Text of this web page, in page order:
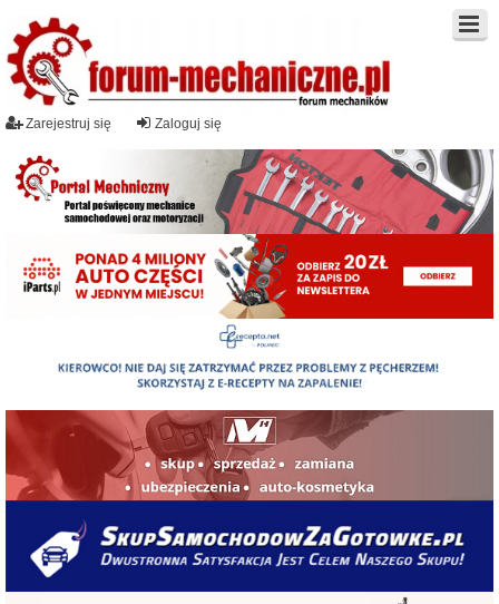
Zaloguj się
Zarejestruj się